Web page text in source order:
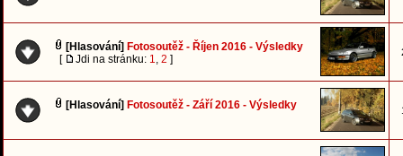
[Hlasování] Fotosoutěž - Říjen 2016 - Výsledky
[
Jdi na stránku: 1, 2 ]
[Hlasování] Fotosoutěž - Září 2016 - Výsledky